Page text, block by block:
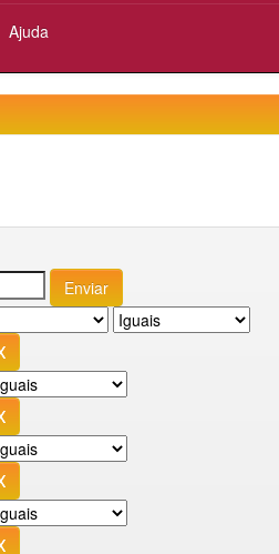
Ajuda